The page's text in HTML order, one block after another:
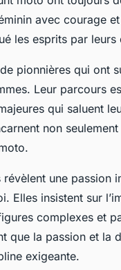
avec courage
les esprits par
de pionnières qui ont
Leur parcours
qui saluent
non
révèlent une
Elles insistent sur
complexes et
que la passion et la
exigeante.